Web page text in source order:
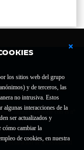
los sitios web del grupo
y de terceros, las
no intrusiva. Estos
algunas interacciones de la
ser actualizados y
cómo cambiar la
de cookies, en nuestra
Cultura y Deporte con el nº
Declaración de accesibilidad